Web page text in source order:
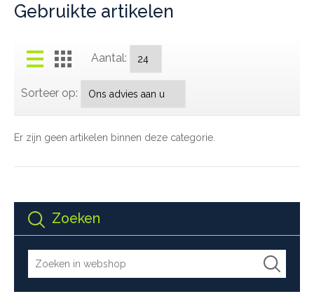
Zoeken
Gebruikte artikelen
Aantal:
Sorteer op:
Er zijn geen artikelen binnen deze categorie.